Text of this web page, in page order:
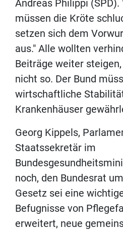
Andreas Philippi (SPD).
müssen die Kröte
setzen sich dem
aus." Alle wollten
Beiträge weiter
nicht so. Der Bund
wirtschaftliche
Krankenhäuser
Georg Kippels,
Staatssekretär im
noch, den Bundesrat
Gesetz sei eine
Befugnisse von
erweitert, neue